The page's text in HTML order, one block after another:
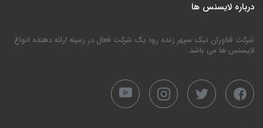
درباره لایسنس ها
شرکت فناوران نیک سپهر زنده رود یک شرکت فعال در زمینه ارائه دهنده انواع
لایسنس ها می باشد.